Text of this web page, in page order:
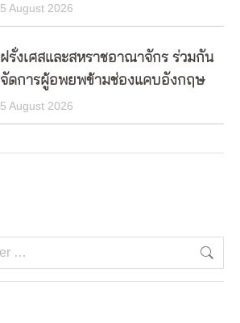
5 August 2026
ฝรั่งเศสและสหราชอาณาจักร ร่วมกัน
จัดการผู้อพยพข้ามช่องแคบอังกฤษ
5 August 2026